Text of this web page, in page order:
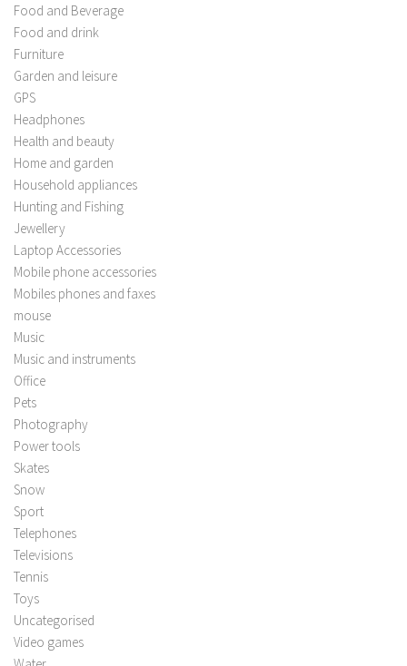
Food and Beverage
Food and drink
Furniture
Garden and leisure
GPS
Headphones
Health and beauty
Home and garden
Household appliances
Hunting and Fishing
Jewellery
Laptop Accessories
Mobile phone accessories
Mobiles phones and faxes
mouse
Music
Music and instruments
Office
Pets
Photography
Power tools
Skates
Snow
Sport
Telephones
Televisions
Tennis
Toys
Uncategorised
Video games